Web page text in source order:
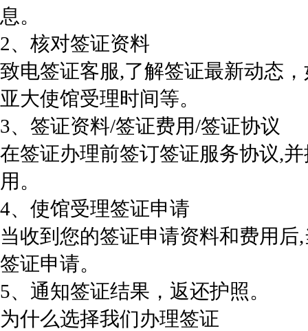
息。
2、核对签证资料
致电签证客服,了解签证最新动态
亚大使馆受理时间等。
3、签证资料/签证费用/签证协议
在签证办理前签订签证服务协议,
用。
4、使馆受理签证申请
当收到您的签证申请资料和费用
签证申请。
5、通知签证结果，返还护照。
为什么选择我们办理签证